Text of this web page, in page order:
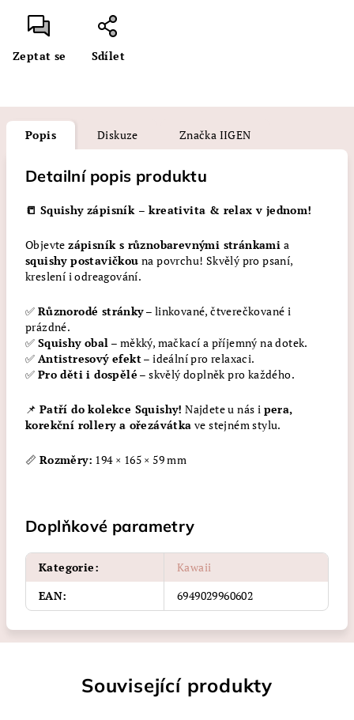
Zeptat se Sdílet
Popis Diskuze Značka IIGEN
Detailní popis produktu
📒 Squishy zápisník – kreativita & relax v jednom!
Objevtezápisník s různobarevnými stránkami a
squishy postavičkou na povrchu! Skvělý pro psaní,
kreslení i odreagování.
✅ Různorodé stránky– linkované, čtverečkované i
prázdné.
✅ Squishy obal – měkký, mačkací a příjemný na dotek.
✅ Antistresový efekt– ideální pro relaxaci.
✅ Pro děti i dospělé – skvělý doplněk pro každého.
📌 Patří do kolekce Squishy! Najdete u nás i pera,
korekční rollery a ořezávátka ve stejném stylu.
📏 Rozměry: 194 × 165 × 59 mm
Doplňkové parametry
Kategorie:
Kawaii
EAN: 6949029960602
Související produkty